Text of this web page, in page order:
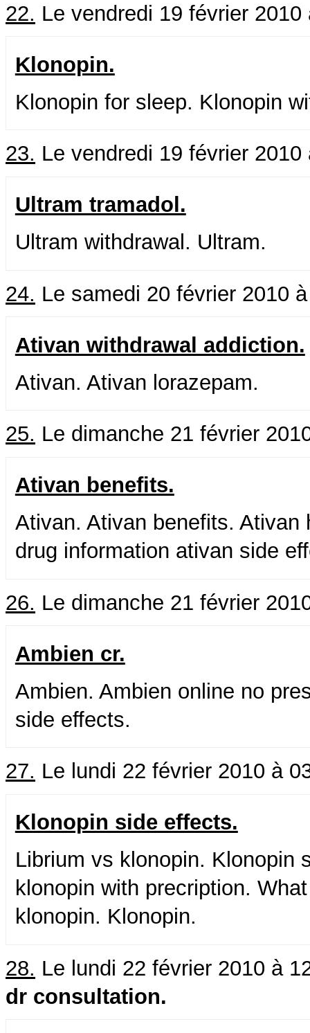
22. Le vendredi 19 février
Klonopin.
Klonopin for sleep. Klonopin
23. Le vendredi 19 février
Ultram tramadol.
Ultram withdrawal. Ultram.
24. Le samedi 20 février 2010
Ativan withdrawal addiction.
Ativan. Ativan lorazepam.
25. Le dimanche 21 février
Ativan benefits.
Ativan. Ativan benefits.
drug information ativan side
26. Le dimanche 21 février
Ambien cr.
Ambien. Ambien online no
side effects.
27. Le lundi 22 février 2010 à
Klonopin side effects.
Librium vs klonopin. Klonopin
klonopin with precription.
klonopin. Klonopin.
28. Le lundi 22 février 2010 à
dr consultation.